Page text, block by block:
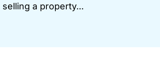
a property...